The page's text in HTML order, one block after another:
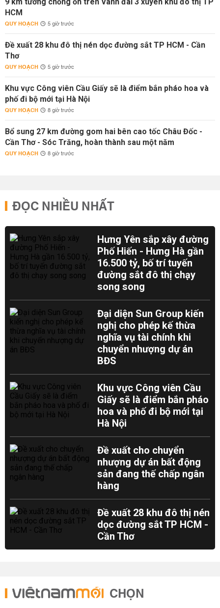
HCM
QUY HOẠCH 5 giờ trước
Đề xuất 28 khu đô thị nén dọc đường sắt TP HCM - Cần
Thơ
QUY HOẠCH 5 giờ trước
Khu vực Công viên Cầu Giấy sẽ là điểm bắn pháo hoa và
phố đi bộ mới tại Hà Nội
QUY HOẠCH 8 giờ trước
Bổ sung 27 km đường gom hai bên cao tốc Châu Đốc -
Cần Thơ - Sóc Trăng, hoàn thành sau một năm
QUY HOẠCH 8 giờ trước
ĐỌC NHIỀU NHẤT
Hưng Yên sắp xây đường
Phố Hiến - Hưng Hà gần
16.500 tỷ, bố trí tuyến
đường sắt đô thị chạy
song song
Đại diện Sun Group kiến
nghị cho phép kế thừa
nghĩa vụ tài chính khi
chuyển nhượng dự án
BĐS
Khu vực Công viên Cầu
Giấy sẽ là điểm bắn pháo
hoa và phố đi bộ mới tại
Hà Nội
Đề xuất cho chuyển
nhượng dự án bất động
sản đang thế chấp ngân
hàng
Đề xuất 28 khu đô thị nén
dọc đường sắt TP HCM -
Cần Thơ
CHỌN